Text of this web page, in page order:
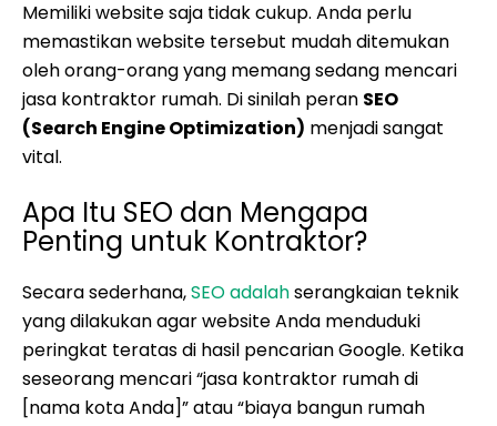
Memiliki website saja tidak cukup. Anda perlu
memastikan website tersebut mudah ditemukan
oleh orang-orang yang memang sedang mencari
jasa kontraktor rumah. Di sinilah peran SEO
(Search Engine Optimization) menjadi sangat
vital.
Apa Itu SEO dan Mengapa
Penting untuk Kontraktor?
Secara sederhana,SEO adalahserangkaian teknik
yang dilakukan agar website Anda menduduki
peringkat teratas di hasil pencarian Google. Ketika
seseorang mencari “jasa kontraktor rumah di
[nama kota Anda]” atau “biaya bangun rumah